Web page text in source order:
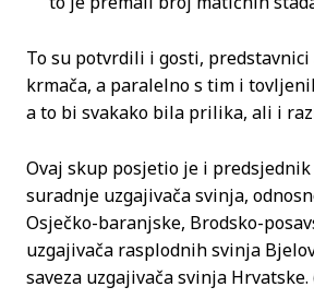
To su potvrdili i gosti,
krmača, a paralelno s tim i
a to bi svakako bila prilika, ali i
Ovaj skup posjetio je i
suradnje uzgajivača svinja,
Osječko-baranjske, Brodsko-
uzgajivača rasplodnih svinja
saveza uzgajivača svinja